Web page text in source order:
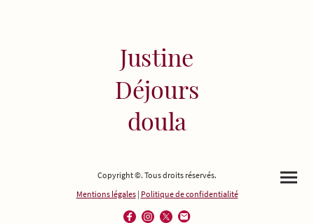
Justine
Déjours
doula
Copyright ©. Tous droits réservés.
Mentions légales| Politique de confidentialité